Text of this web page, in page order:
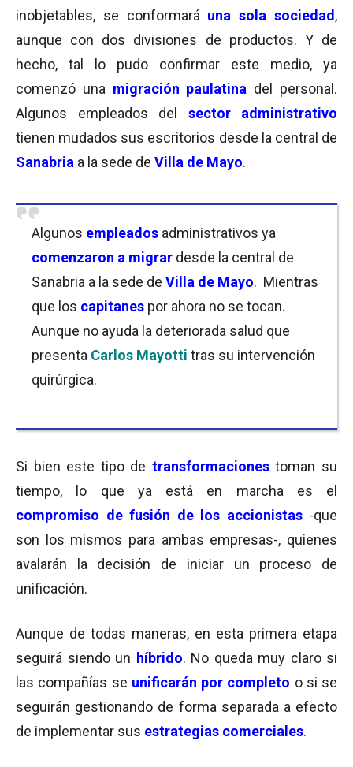
inobjetables, se conformará una sola sociedad ,
aunque con dos divisiones de productos. Y de
hecho, tal lo pudo confirmar este medio, ya
comenzó una migración paulatina del personal.
Algunos empleados del sector administrativo
tienen mudados sus escritorios desde la central de
Sanabria a la sede de Villa de Mayo.
Algunos empleados administrativos ya
comenzaron a migrar desde la central de
Sanabria a la sede de Villa de Mayo. Mientras
que los capitanes por ahora no se tocan.
Aunque no ayuda la deteriorada salud que
presenta Carlos Mayotti tras su intervención
quirúrgica.
Si bien este tipo de transformaciones toman su
tiempo, lo que ya está en marcha es el
compromiso de fusión de los accionistas-que
son los mismos para ambas empresas-, quienes
avalarán la decisión de iniciar un proceso de
unificación.
Aunque de todas maneras, en esta primera etapa
seguirá siendo un híbrido. No queda muy claro si
las compañías se unificarán por completo o si se
seguirán gestionando de forma separada a efecto
de implementar sus estrategias comerciales.